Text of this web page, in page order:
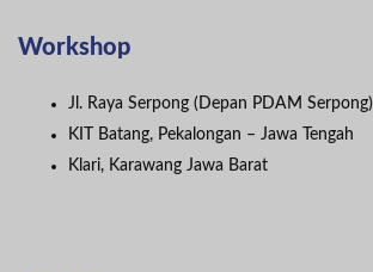
Workshop
Jl. Raya Serpong (Depan PDAM Serpong)
KIT Batang, Pekalongan – Jawa Tengah
Klari, Karawang Jawa Barat